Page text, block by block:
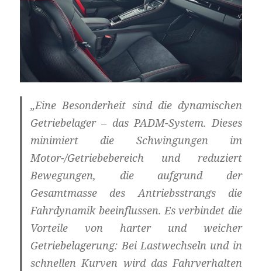
„Eine Besonderheit sind die dynamischen
Getriebelager – das PADM-System. Dieses
minimiert die Schwingungen im
Motor-/Getriebebereich und reduziert
Bewegungen, die aufgrund der
Gesamtmasse des Antriebsstrangs die
Fahrdynamik beeinflussen. Es verbindet die
Vorteile von harter und weicher
Getriebelagerung: Bei Lastwechseln und in
schnellen Kurven wird das Fahrverhalten